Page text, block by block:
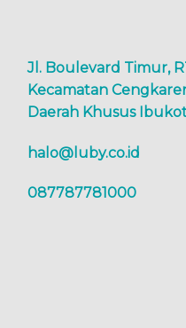
Jl. Boulevard Timur,
Kecamatan
Daerah Khusus
halo@luby.co.id
087787781000